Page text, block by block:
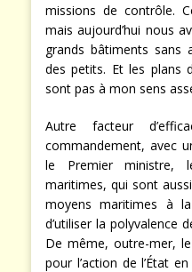
missions de contrôle.
mais aujourd’hui nous
grands bâtiments sans
des petits. Et les plans
sont pas à mon sens
Autre facteur
commandement, avec
le Premier ministre,
maritimes, qui sont
moyens maritimes à
d’utiliser la polyvalence
De même, outre-mer,
pour l’action de l’État